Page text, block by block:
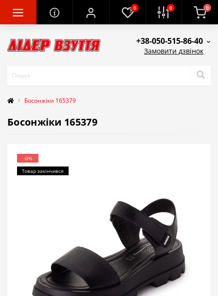
0 0 0
+38-050-515-86-40
Замовити дзвінок
Босонжіки 165379
Босонжіки 165379
-0%
Товар закінчився